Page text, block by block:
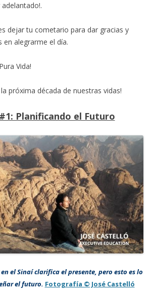
dejar tu cometario para dar gracias y
en alegrarme el día.
Vida!
próxima década de nuestras vidas!
Planificando el Futuro
el Sinaí clarifica el presente, pero esto es lo
el futuro. Fotografía © José Castelló